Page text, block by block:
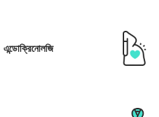
এন্ডোক্রিনোলজি